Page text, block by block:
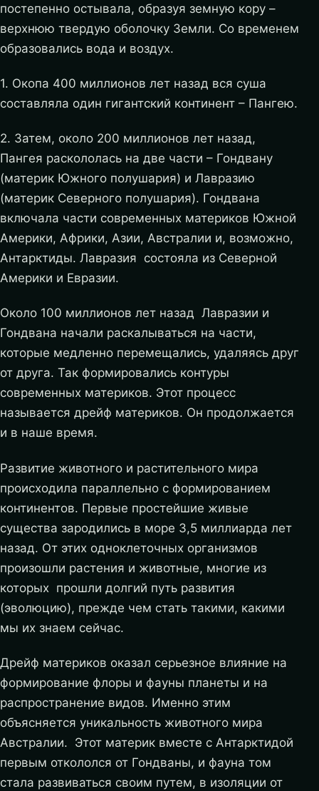
постепенно остывала, образуя земную кору –
верхнюю твердую оболочку Земли. Со временем
образовались вода и воздух.
1. Окопа 400 миллионов лет на­зад вся суша
составляла один гигантский континент – Пангею.
2. Затем, около 200 миллионов лет назад,
Пангея раскололась на две части – Гондвану
(материк Южного полушария) и Лавразию
(материк Северного полушария). Гондвана
включала части современных материков Южной
Америки, Африки, Азии, Австралии и, возможно,
Антарктиды. Лавразия состояла из Северной
Америки и Евразии.
Около 100 миллионов лет назад Лавразии и
Гондвана начали раскалываться на части,
которые медленно перемещались, удаляясь друг
от друга. Так формировались контуры
современных материков. Этот процесс
называется дрейф материков. Он продолжается
и в наше время.
Развитие животного и растительного мира
происходила параллельно с формированием
континентов. Первые простейшие живые
существа зародились в море 3,5 миллиарда лет
назад. От этих одноклеточных организмов
произошли растения и животные, многие из
которых прошли долгий путь развития
(эволюцию), прежде чем стать такими, какими
мы их знаем сейчас.
Дрейф материков оказал серьезное влияние на
формирование флоры и фауны планеты и на
распространение видов. Именно этим
объясняется уникальность животного мира
Австралии. Этот материк вместе с Антарктидой
первым откололся от Гондваны, и фауна том
стала развиваться своим путем, в изоляции от